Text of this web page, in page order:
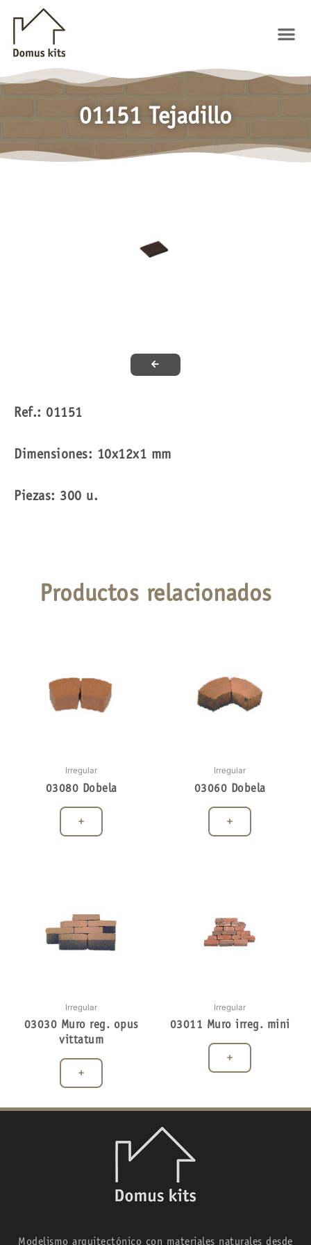
contenido
01151 Tejadillo
Ref.: 01151
Dimensiones: 10x12x1 mm
Piezas: 300 u.
Productos relacionados
Irregular
03080 Dobela
+
Irregular
03060 Dobela
+
Irregular
03030 Muro reg. opus
vittatum
+
Irregular
03011 Muro irreg. mini
+
Modelismo arquitectónico con materiales naturales desde